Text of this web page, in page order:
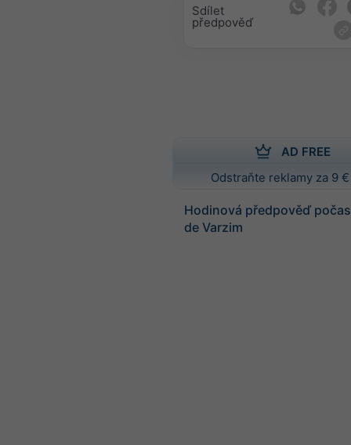
Sdílet
předpověď
AD FREE
Odstraňte reklamy za 9
Hodinová předpověď
de Varzim